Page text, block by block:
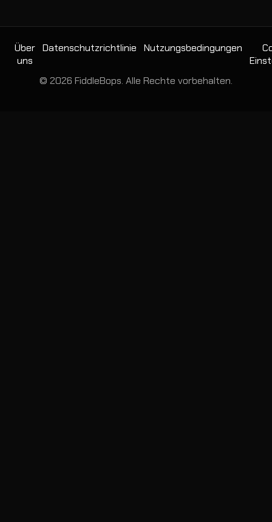
Über
uns
Datenschutzrichtlinie Nutzungsbedingungen
© 2026 FiddleBops. Alle Rechte vorbehalten.